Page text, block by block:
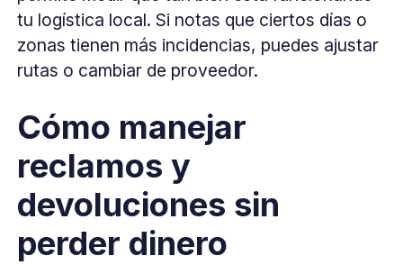
tu logística local. Si notas que ciertos días o
zonas tienen más incidencias, puedes ajustar
rutas o cambiar de proveedor.
Cómo manejar
reclamos y
devoluciones sin
perder dinero